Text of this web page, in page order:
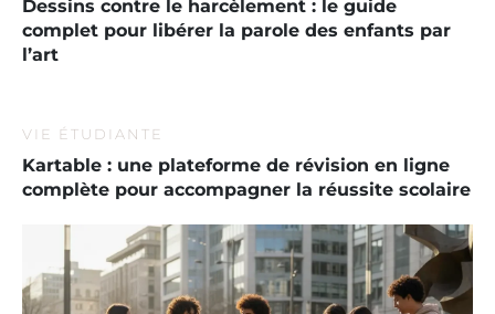
Dessins contre le harcèlement : le guide
complet pour libérer la parole des enfants par
l’art
VIE ÉTUDIANTE
Kartable : une plateforme de révision en ligne
complète pour accompagner la réussite scolaire